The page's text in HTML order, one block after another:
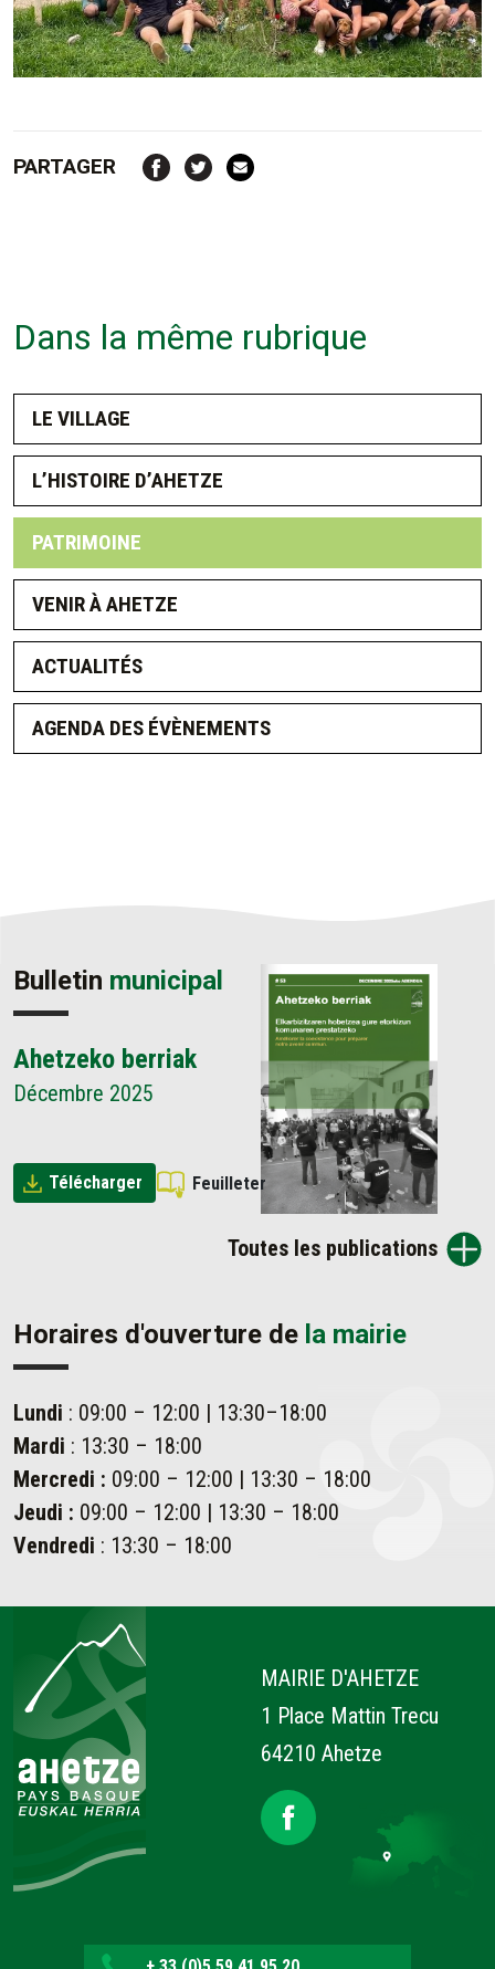
PARTAGER
Dans la même rubrique
LE VILLAGE
L’HISTOIRE D’AHETZE
PATRIMOINE
VENIR À AHETZE
ACTUALITÉS
AGENDA DES ÉVÈNEMENTS
Bulletin municipal
Ahetzeko berriak
Décembre 2025
Télécharger Feuilleter
Toutes les publications
Horaires d'ouverture de la mairie
Lundi : 09:00 – 12:00 | 13:30–18:00
Mardi : 13:30 – 18:00
Mercredi : 09:00 – 12:00 | 13:30 – 18:00
Jeudi : 09:00 – 12:00 | 13:30 – 18:00
Vendredi : 13:30 – 18:00
MAIRIE D'AHETZE
1 Place Mattin Trecu
64210 Ahetze